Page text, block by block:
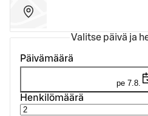
Valitse päivä ja
Päivämäärä
pe 7.8.
Henkilömäärä